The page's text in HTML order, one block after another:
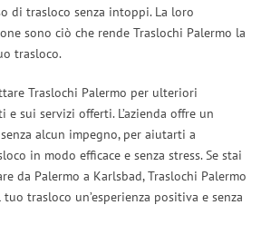
di trasloco senza intoppi. La loro
sono ciò che rende Traslochi Palermo la
trasloco.
Traslochi Palermo per ulteriori
e sui servizi offerti. L’azienda offre un
alcun impegno, per aiutarti a
in modo efficace e senza stress. Se stai
da Palermo a Karlsbad, Traslochi Palermo
trasloco un’esperienza positiva e senza